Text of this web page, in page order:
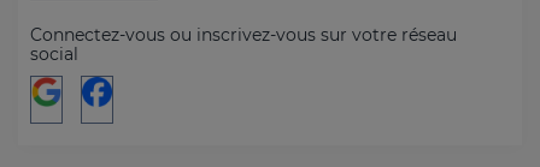
Connectez-vous ou inscrivez-vous sur votre réseau
social